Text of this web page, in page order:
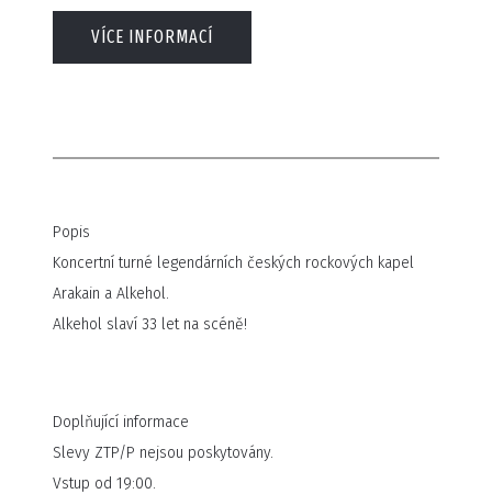
VÍCE INFORMACÍ
Popis
Koncertní turné legendárních českých rockových kapel
Arakain a Alkehol.
Alkehol slaví 33 let na scéně!
Doplňující informace
Slevy ZTP/P nejsou poskytovány.
Vstup od 19:00.